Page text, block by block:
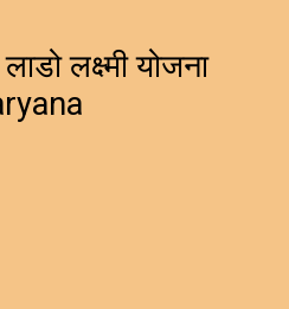
लक्ष्मी योजना